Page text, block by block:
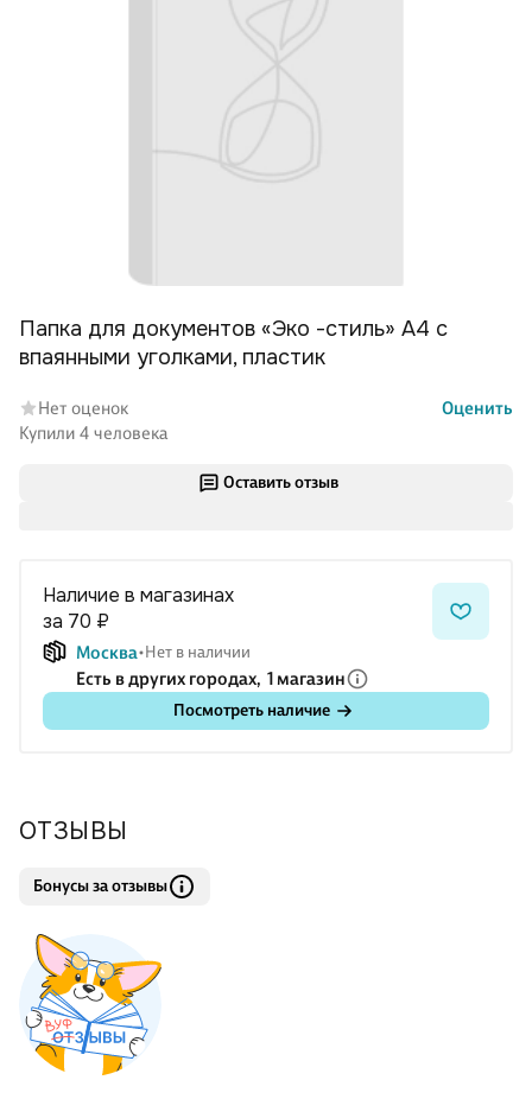
Оставить отзыв
Папка для документов «Эко -стиль» А4 с
впаянными уголками, пластик
Нет оценок
Оценить
Купили 4 человека
Наличие в магазинах
за 70 ₽
Москва Нет в наличии
Есть в других городах, 1 магазин
Посмотреть наличие
ОТЗЫВЫ
Бонусы за отзывы